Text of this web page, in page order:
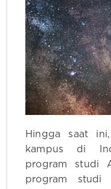
Hingga saat
kampus di
program studi
program studi